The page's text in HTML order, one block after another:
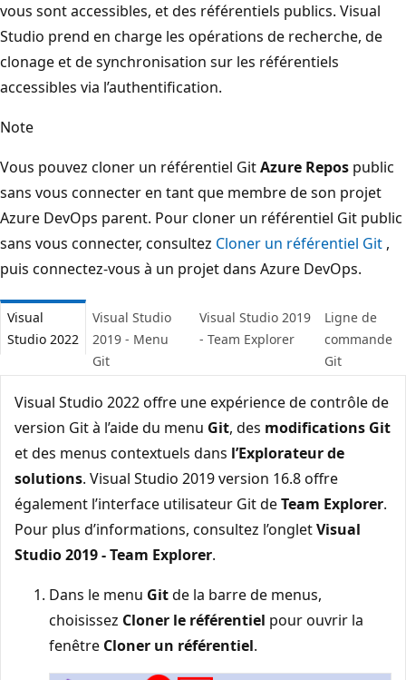
vous sont accessibles, et des référentiels publics. Visual
Studio prend en charge les opérations de recherche, de
clonage et de synchronisation sur les référentiels
accessibles via l’authentification.
Note
Vous pouvez cloner un référentiel GitAzure Repos public
sans vous connecter en tant que membre de son projet
Azure DevOps parent. Pour cloner un référentiel Git public
sans vous connecter, consultez Cloner un référentiel Git ,
puis connectez-vous à un projet dans Azure DevOps.
Visual
Studio 2022
Visual Studio
2019 - Menu
Git
Visual Studio 2019
- Team Explorer
Ligne de
commande
Git
Visual Studio 2022 offre une expérience de contrôle de
version Git à l’aide du menu Git, des modifications Git
et des menus contextuels dans l’Explorateur de
solutions. Visual Studio 2019 version 16.8 offre
également l’interface utilisateur Git deTeam Explorer.
Pour plus d’informations, consultez l’ongletVisual
Studio 2019 - Team Explorer.
Dans le menu Gitde la barre de menus,
choisissez Cloner le référentiel pour ouvrir la
fenêtre Cloner un référentiel.